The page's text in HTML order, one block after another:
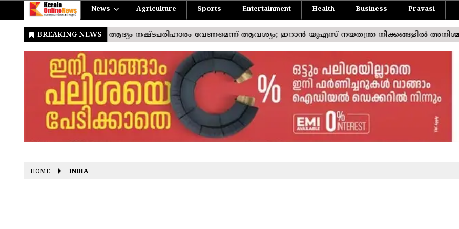
News Agriculture Sports Entertainment Health Business Pravasi
HOME INDIA